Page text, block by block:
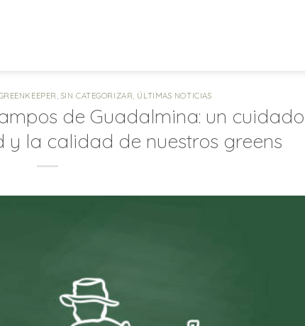
,SIN CATEGORIZAR, ÚLTIMAS NOTICIAS
de Guadalmina: un cuidado
y la calidad de nuestros greens